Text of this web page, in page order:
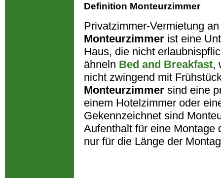
Definition Monteurzimmer
Privatzimmer-Vermietung
Monteurzimmer ist eine
Haus, die nicht
ähneln Bed and Breakfast,
nicht zwingend mit
Monteurzimmer sind eine
einem Hotelzimmer oder
Gekennzeichnet sind
Aufenthalt für eine Montage
nur für die Länge der